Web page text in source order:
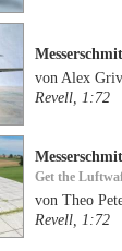
von Alex
Revell, 1:72
Get the
von Theo
Revell, 1:72